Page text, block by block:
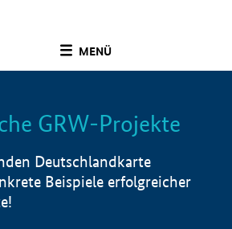
MENÜ
Info
GRW-Projekte
Deutschlandkarte
Beispiele erfolgreicher